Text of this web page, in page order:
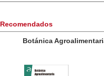
Recomendados
Botánica Agroalimentaria